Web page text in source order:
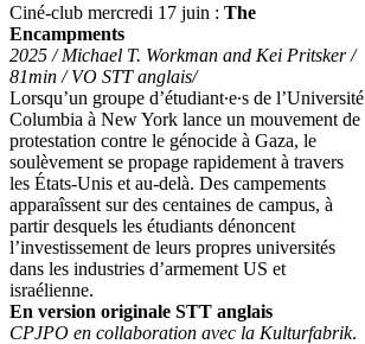
Ciné-club mercredi 17 juin : The
Encampments
2025 / Michael T. Workman and Kei Pritsker /
81min / VO STT anglais/
Lorsqu’un groupe d’étudiant∙e∙s de l’Université
Columbia à New York lance un mouvement de
protestation contre le génocide à Gaza, le
soulèvement se propage rapidement à travers
les États-Unis et au-delà. Des campements
apparaîssent sur des centaines de campus, à
partir desquels les étudiants dénoncent
l’investissement de leurs propres universités
dans les industries d’armement US et
israélienne.
En version originale STT anglais
CPJPO en collaboration avec la Kulturfabrik.